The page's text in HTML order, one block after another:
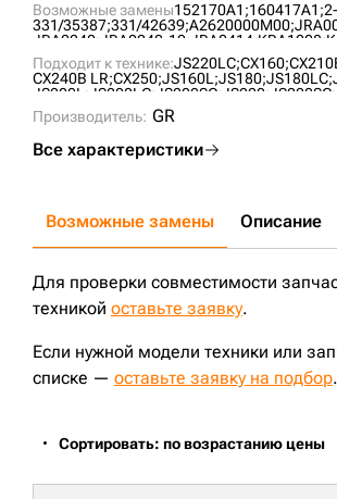
Возможные замены152170A1;160417A1;
331/35387;331/42639;A2620000M00;
JRA0240; JRA0240-10; JRA0414;KBA1008;
KRA0781;
KRA1189;KRA1189Z-
KRA15850;LK132;LK132B;UF173R1E;
VKRA1189V;VLK132V;
Подходит к технике:JS220LC;CX160;
CX240B LR;CX250;JS160L;JS180;JS180LC;
JS200L; JS200LC; JS200SC; JS220; JS220SC;
CX180;
JS200;
Производитель: GR
Все характеристики
Возможные замены Описание
Для проверки совместимости
техникой оставьте заявку.
Если нужной модели техники или
списке — оставьте заявку на подбор.
Сортировать: по возрастанию цены